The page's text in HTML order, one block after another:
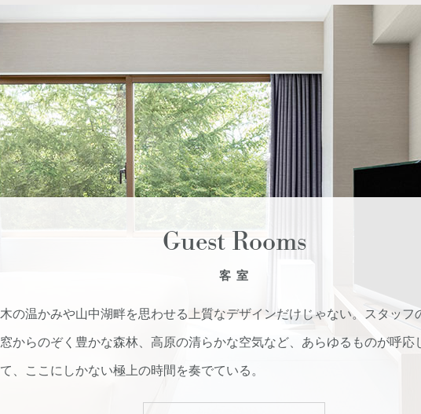
Guest Rooms
客 室
木の温かみや山中湖畔を思わせる上質なデザインだけじゃない。 スタッフ
窓からのぞく豊かな森林、高原の清らかな空気など、あらゆるものが呼応
て、ここにしかない極上の時間を奏でている。